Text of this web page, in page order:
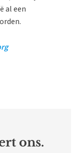
al een
ons.